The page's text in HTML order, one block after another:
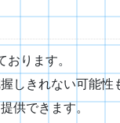
ります。
しきれない可能
供できます。